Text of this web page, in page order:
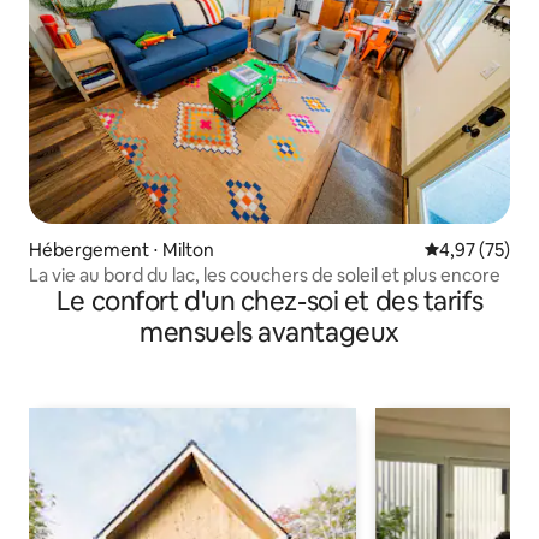
Hébergement ⋅ Milton Évaluation
4,97 (75)
La vie au bord du lac, les couchers de soleil et plus encore
Le confort d'un chez-soi et des tarifs
mensuels avantageux